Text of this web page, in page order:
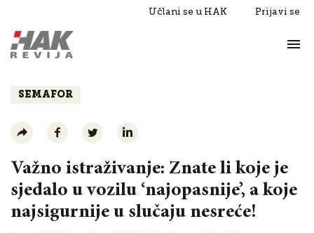
Učlani se u HAK Prijavi se
Razgovori
SEMAFOR
Važno istraživanje: Znate li koje je
sjedalo u vozilu ‘najopasnije’, a koje
najsigurnije u slučaju nesreće!